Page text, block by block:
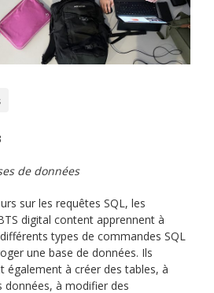
de données
sur les requêtes SQL, les
digital content apprennent à
types de commandes SQL
une base de données. Ils
également à créer des tables, à
données, à modifier des